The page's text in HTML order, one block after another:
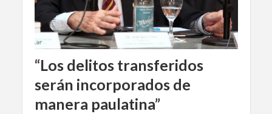
“Los delitos transferidos
serán incorporados de
manera paulatina”